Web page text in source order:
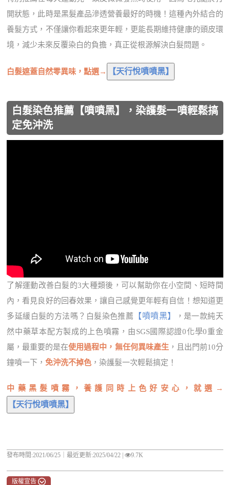
開狀態，此時是黑髮產品滲透營養最好的時機！這種內外結合的
養髮方式，不僅讓你看起來更年輕，更能長期維持健康的頭皮環
境，減少未來反覆染白的負擔，真正從根源解決白髮問題。
白髮遮蓋自然零異味，點選→
白髮染色推薦【噴噴黑】，染護髮一噴輕鬆搞
定免沖洗
了解運動改善白髮的3大種類後，可以幫助你在小空間、短時間
內，看見良好的回春效果，讓自己感覺更年輕有自信！想知道更
多延緩白髮的方法嗎？白髮染色推薦
【噴噴黑】
，是一款純天
然中藥草本配方製成的上色噴霧，由SGS國際認證0化學0重金
屬，最重要的是在使用過程中，無任何異味產生，且出門前10分
鐘噴一下，免沖洗不掉色 ，染護髮一次輕鬆搞定！
中藥黑髮噴霧，養護同時上色好安心，就選→
發布時間:2021/06/25｜最近更新:2025/04/22 | 9.7K
版權宣告